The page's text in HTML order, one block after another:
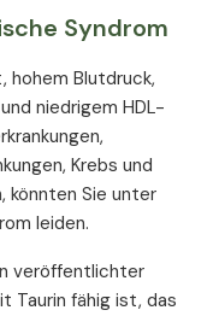
Syndrom
hohem Blutdruck,
niedrigem HDL-
Krebs und
könnten Sie unter
leiden.
veröffentlichter
Taurin fähig ist, das